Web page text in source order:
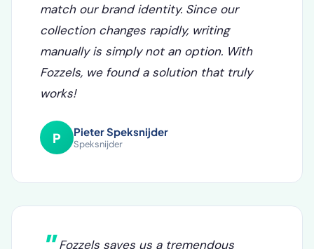
product descriptions that perfectly
match our brand identity. Since our
collection changes rapidly, writing
manually is simply not an option. With
Fozzels, we found a solution that truly
works!